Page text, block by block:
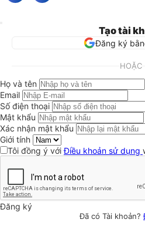
Tạo tài
Đăng ký
HOẶC
Họ và tên
Email
Số điện thoại
Mật khẩu
Xác nhận mật khẩu
Giới tính
Tôi đồng ý vớiĐiều khoản sử dụng
Đăng ký
Đã có Tài khoản?